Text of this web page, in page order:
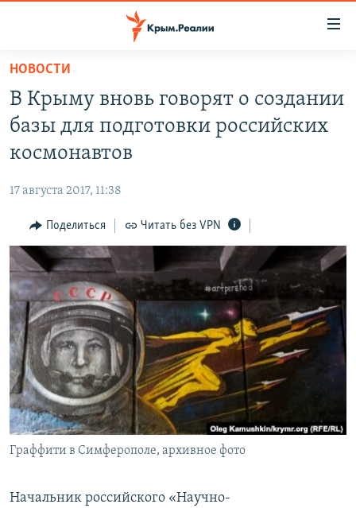
Вернуться
основному
содержанию
главной
навигации
Вернутся
поиску
СПЕЦПРОЕКТЫ
11 ЛЕТ ОККУПАЦИИ КРЫМА. 11 ИСТОРИЙ СОПРОТИВЛЕНИЯ
ЕЩЕ
ИНТЕРАКТИВ
ИНФОГРАФИКА
ТЕЛЕПРОЕКТ КРЫМ.РЕАЛИИ
СОВЕТЫ ПРАВОЗАЩИТНИКОВ
ПРОПАВШИЕ БЕЗ ВЕСТИ
ПОБЕДИТЕЛЕЙ НЕ СУДЯТ?
КРЫМ.НЕПОКОРЕННЫЙ
ELIFBE
УКРАИНСКАЯ ПРОБЛЕМА КРЫМА
РАДІО СВОБОДА
КАК ОБОЙТИ БЛОКИРОВКУ
Українською
Qırımtatar
ПРИСОЕДИНЯЙТЕСЬ!
НОВОСТИ
В Крыму вновь говорят о создании
базы для подготовки российских
космонавтов
17 августа 2017, 11:38
Поделиться Читать без VPN
Граффити в Симферополе, архивное фото
Начальник российского «Научно-